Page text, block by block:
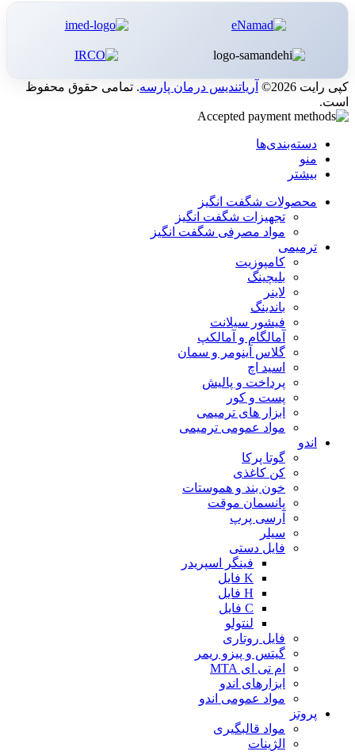
کپی رایت 2026© آریاتندیس درمان پارسه. تمامی حقوق محفوظ
است.
دسته‌بندی‌ها
منو
بیشتر
محصولات شگفت انگیز
تجهیزات شگفت انگیز
مواد مصرفی شگفت انگیز
ترمیمی
کامپوزیت
بلیچینگ
لاینر
باندینگ
فیشور سیلانت
آمالگام و آمالکپ
گلاس آینومر و سمان
اسید اچ
پرداخت و پالیش
پست و کور
ابزار های ترمیمی
مواد عمومی ترمیمی
اندو
گوتا پرکا
کن کاغذی
خون بند و هموستات
پانسمان موقت
آرسی پرپ
سیلر
فایل دستی
فینگر اسپریدر
K فایل
H فایل
C فایل
لنتولو
فایل روتاری
گیتس و پیزو ریمر
ام تی ای MTA
ابزارهای اندو
مواد عمومی اندو
پروتز
مواد قالبگیری
الژینات